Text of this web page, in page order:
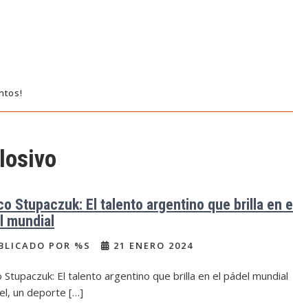
Stupaczuk: El talento argentino que brilla en el
mundial
POR %S 21 ENERO 2024
Stupaczuk: El talento argentino que brilla en el pádel mundial
un deporte […]